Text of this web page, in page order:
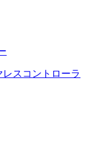
スコントローラ